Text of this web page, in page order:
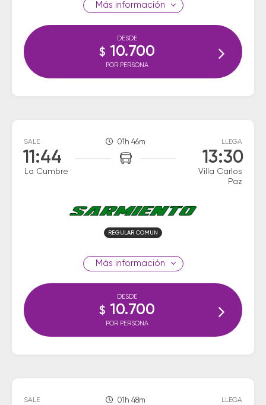
información
DESDE
$ 10.700
POR PERSONA
SALE
11:44
La Cumbre
01h 46m LLEGA
13:30
Villa Carlos
Paz
REGULAR COMUN
información
DESDE
$ 10.700
POR PERSONA
SALE 01h 48m LLEGA